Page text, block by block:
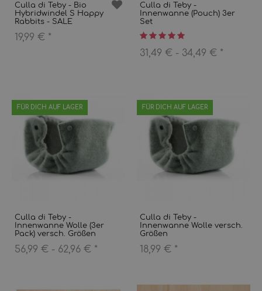
Culla di Teby - Bio
Hybridwindel S Happy
Rabbits - SALE
19,99 € *
Culla di Teby -
Innenwanne (Pouch) 3er
Set
31,49 € - 34,49 € *
FÜR DICH AUF LAGER
Culla di Teby -
Innenwanne Wolle (3er
Pack) versch. Größen
56,99 € - 62,96 € *
FÜR DICH AUF LAGER
Culla di Teby -
Innenwanne Wolle versch.
Größen
18,99 € *